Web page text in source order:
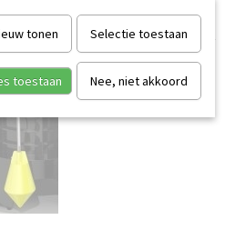
/ Sanipump
tonen Selectie toestaan
toestaan Nee, niet akkoord